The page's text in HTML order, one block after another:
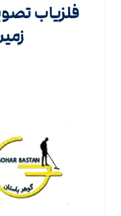
فلزیاب